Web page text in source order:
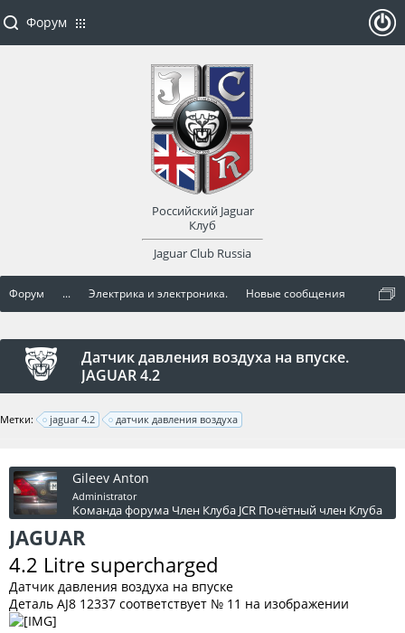
Форум ... Электрика и электроника. Новые сообщения
Датчик давления воздуха на впуске.
JAGUAR 4.2
Метки: jaguar 4.2 датчик давления воздуха
Gileev Anton
Administrator
Команда форума Член Клуба JCR Почётный член Клуба
JAGUAR
4.2 Litre supercharged
Датчик давления воздуха на впуске
Деталь AJ8 12337 соответствует № 11 на изображении
Форум
Российский Jaguar
Клуб
Jaguar Club Russia
оват